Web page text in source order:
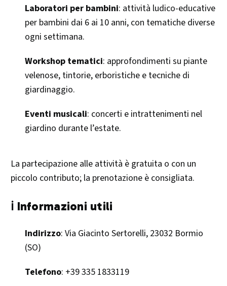
Laboratori per bambini: attività ludico-educative
per bambini dai 6 ai 10 anni, con tematiche diverse
ogni settimana.
Workshop tematici: approfondimenti su piante
velenose, tintorie, erboristiche e tecniche di
giardinaggio.
Eventi musicali: concerti e intrattenimenti nel
giardino durante l’estate.​
La partecipazione alle attività è gratuita o con un
piccolo contributo; la prenotazione è consigliata.
ℹ️ Informazioni utili
Indirizzo: Via Giacinto Sertorelli, 23032 Bormio
(SO)
Telefono: +39 335 1833119